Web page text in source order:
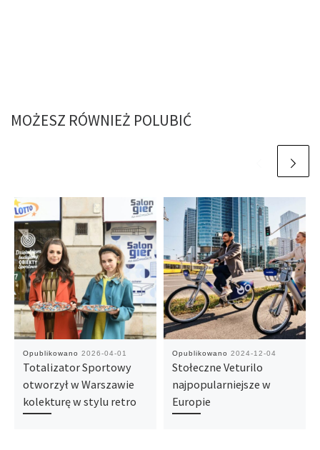
MOŻESZ RÓWNIEŻ POLUBIĆ
Opublikowano 2026-04-01
Totalizator Sportowy
otworzył w Warszawie
kolekturę w stylu retro
Opublikowano 2024-12-04
Stołeczne Veturilo
najpopularniejsze w
Europie